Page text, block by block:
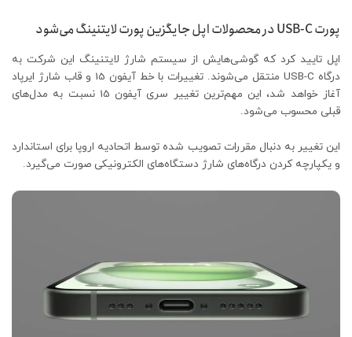
پورت USB-C در محصولات اپل جایگزین پورت لایتنینگ می‌شود
اپل تایید کرد که گوشی‌هایش از سیستم شارژ لایتنینگ این شرکت به
درگاه USB-C منتقل می‌شوند. تغییرات با خط آیفون 15 و قاب شارژ ایرپاد
آغاز خواهد شد، این مهم‌ترین تغییر سری آیفون 15 نسبت به مدل‌های
قبلی محسوب می‌شود.
این تغییر به دنبال مقررات تصویب شده توسط اتحادیه اروپا برای استاندارد
و یکپارچه کردن درگاه‌های شارژ دستگاه‌های الکترونیکی صورت می‌گیرد.